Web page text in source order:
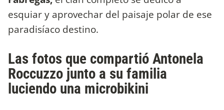
esquiar y aprovechar del paisaje polar de ese
paradisíaco destino.
Las fotos que compartió Antonela
Roccuzzo junto a su familia
luciendo una microbikini